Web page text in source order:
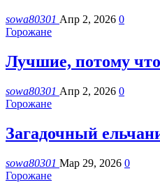
sowa80301 Апр 2, 2026 0
Горожане
Лучшие, потому
sowa80301 Апр 2, 2026 0
Горожане
Загадочный
sowa80301 Мар 29, 2026 0
Горожане